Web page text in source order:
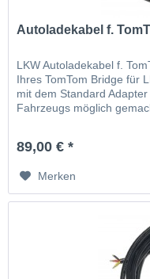
Autoladekabel f.
LKW Autoladekabel f.
Ihres TomTom Bridge für
mit dem Standard
Fahrzeugs möglich
89,00 € *
Merken